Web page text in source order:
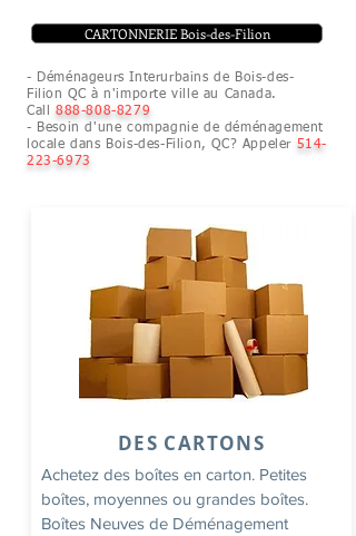
- Déménageurs Interurbains de Bois-des-
Filion QC à n'importe ville au Canada.
Call 888-808-8279
- Besoin d'une compagnie de déménagement
locale dans Bois-des-Filion, QC? Appeler 514-
223-6973
CARTONNERIE Bois-des-Filion
Achetez des boîtes en carton. Petites
boîtes, moyennes ou grandes boîtes.
Boîtes Neuves de Déménagement
DES CARTONS